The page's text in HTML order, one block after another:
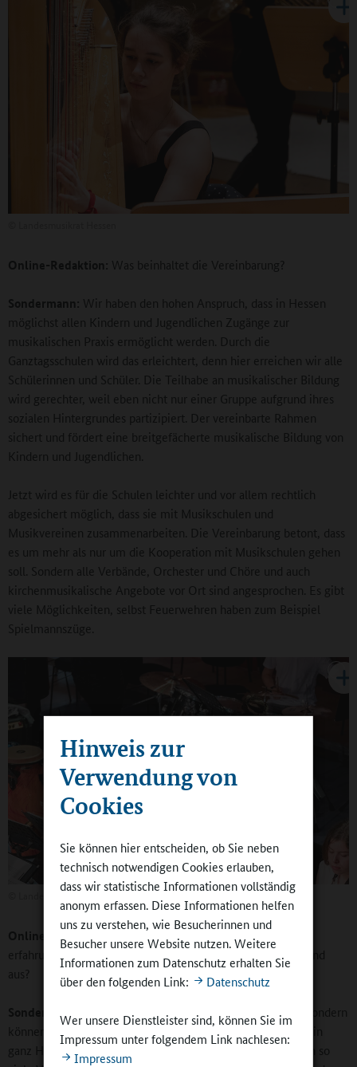
Hinweis zur
Verwendung von
Cookies
Sie können hier entscheiden, ob Sie neben
technisch notwendigen Cookies erlauben,
dass wir statistische Informationen vollständig
anonym erfassen. Diese Informationen helfen
uns zu verstehen, wie Besucherinnen und
Besucher unsere Website nutzen. Weitere
Informationen zum Datenschutz erhalten Sie
über den folgenden Link:
Datenschutz
Wer unsere Dienstleister sind, können Sie im
Impressum unter folgendem Link nachlesen:
Impressum
Online-Redaktion: Was beinhaltet die Vereinbarung?
Sondermann: Wir haben den hohen Anspruch, dass in Hessen
möglichst allen Kindern und Jugendlichen Zugänge zur
musikalischen Praxis ermöglicht werden. Durch die
Ganztagsschulen wird das erleichtert, denn hier erreichen wir alle
Schülerinnen und Schüler. Die Teilhabe an musikalischer Bildung
wird gerechter, weil eben nicht nur einer Gruppe aufgrund ihres
sozialen Hintergrundes partizipiert. Der vereinbarte Rahmen
sichert und fördert eine breitgefächerte musikalische Bildung von
Kindern und Jugendlichen.
Jetzt wird es für die Schulen leichter und vor allem rechtlich
abgesichert möglich, dass sie mit Musikschulen und
Musikvereinen zusammenarbeiten. Die Vereinbarung betont, dass
es um mehr als nur um die Kooperation mit Musikschulen gehen
soll. Sondern alle Verbände, Orchester und Chöre und auch
kirchenmusikalische Angebote vor Ort sind angesprochen. Es gibt
viele Möglichkeiten, selbst Feuerwehren haben zum Beispiel
Spielmannszüge.
Landesmusikrat Hessen
Online-Redaktion:
In den Städten ist die Kooperation
erfahrungsgemäß leichter möglich, wie sieht es auf dem Land
aus?
Sondermann:
Wir nehmen kein Stadt-Land-Gefälle wahr, sondern
können von flächendeckenden Kooperationsmöglichkeiten in
ganz Hessen sprechen. Es gibt gerade im ländlichen Bereich so